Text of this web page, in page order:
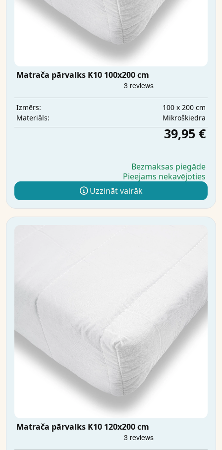
Matrača pārvalks K10 100x200 cm
Izmērs:
100 x 200 cm
Materiāls:
Mikrošķiedra
39,95 €
Bezmaksas piegāde
Pieejams nekavējoties
Uzzināt vairāk
Matrača pārvalks K10 120x200 cm